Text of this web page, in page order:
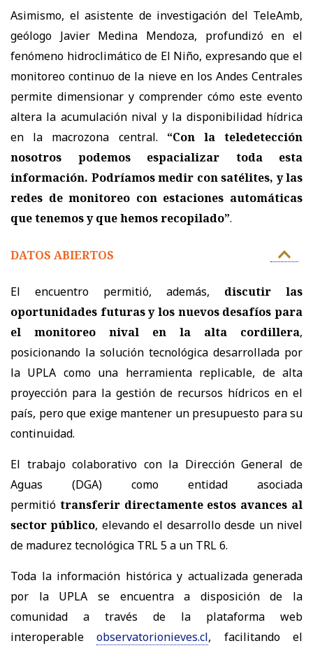
Asimismo, el asistente de investigación del TeleAmb,
geólogo Javier Medina Mendoza, profundizó en el
fenómeno hidroclimático de El Niño, expresando que el
monitoreo continuo de la nieve en los Andes Centrales
permite dimensionar y comprender cómo este evento
altera la acumulación nival y la disponibilidad hídrica
en la macrozona central.
“Con la teledetección
nosotros podemos espacializar toda esta
información. Podríamos medir con satélites, y las
redes de monitoreo con estaciones automáticas
que tenemos y que hemos recopilado”.
DATOS ABIERTOS
El encuentro permitió, además,
discutir las
oportunidades futuras y los nuevos desafíos para
el monitoreo nival en la alta cordillera,
posicionando la solución tecnológica desarrollada por
la UPLA como una herramienta replicable, de alta
proyección para la gestión de recursos hídricos en el
país, pero que exige mantener un presupuesto para su
continuidad.
El trabajo colaborativo con la Dirección General de
Aguas (DGA) como entidad asociada
permitió transferir directamente estos avances al
sector público, elevando el desarrollo desde un nivel
de madurez tecnológica TRL 5 a un TRL 6.
Toda la información histórica y actualizada generada
por la UPLA se encuentra a disposición de la
comunidad a través de la plataforma web
interoperable
observatorionieves.cl, facilitando el